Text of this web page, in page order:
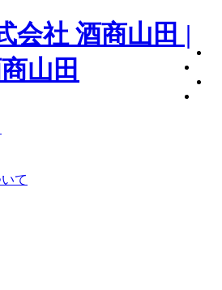
会社 酒商山田 |
山田
て